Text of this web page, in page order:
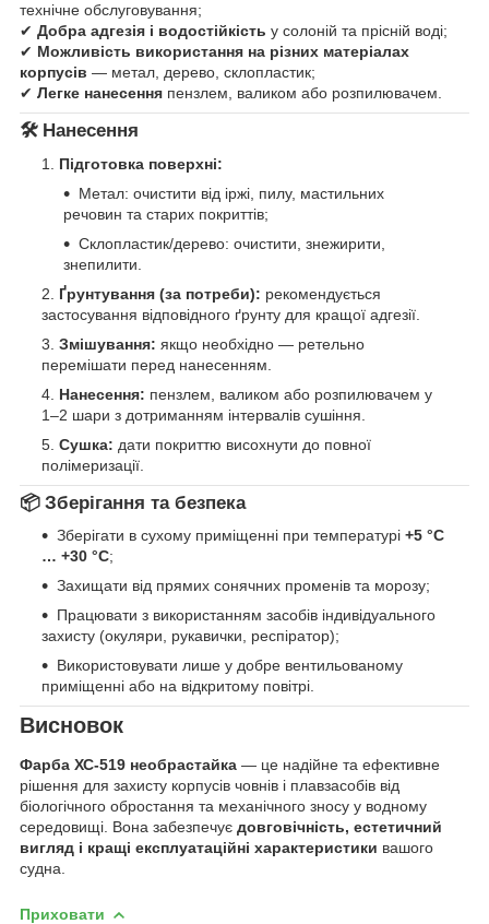
технічне обслуговування;
✔ Добра адгезія і водостійкість у солоній та прісній воді;
✔ Можливість використання на різних матеріалах
корпусів — метал, дерево, склопластик;
✔ Легке нанесення пензлем, валиком або розпилювачем.
🛠️ Нанесення
Підготовка поверхні:
Метал: очистити від іржі, пилу, мастильних
речовин та старих покриттів;
Склопластик/дерево: очистити, знежирити,
знепилити.
Ґрунтування (за потреби): рекомендується
застосування відповідного ґрунту для кращої адгезії.
Змішування: якщо необхідно — ретельно
перемішати перед нанесенням.
Нанесення: пензлем, валиком або розпилювачем у
1–2 шари з дотриманням інтервалів сушіння.
Сушка: дати покриттю висохнути до повної
полімеризації.
📦 Зберігання та безпека
Зберігати в сухому приміщенні при температурі +5 °C
… +30 °C;
Захищати від прямих сонячних променів та морозу;
Працювати з використанням засобів індивідуального
захисту (окуляри, рукавички, респіратор);
Використовувати лише у добре вентильованому
приміщенні або на відкритому повітрі.
Висновок
Фарба ХС-519 необрастайка — це надійне та ефективне
рішення для захисту корпусів човнів і плавзасобів від
біологічного обростання та механічного зносу у водному
середовищі. Вона забезпечує довговічність, естетичний
вигляд і кращі експлуатаційні характеристики вашого
судна.
Приховати